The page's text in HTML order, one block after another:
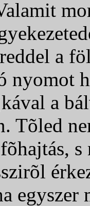
a
nyomot
a
Tõled
egyszer